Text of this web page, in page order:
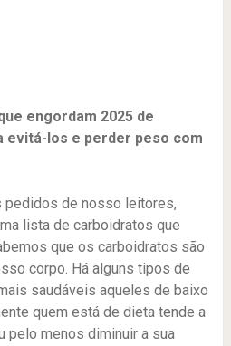
engordam 2025 de
evitá-los e perder peso com
pedidos de nosso leitores,
lista de carboidratos que
que os carboidratos são
corpo. Há alguns tipos de
saudáveis aqueles de baixo
quem está de dieta tende a
pelo menos diminuir a sua